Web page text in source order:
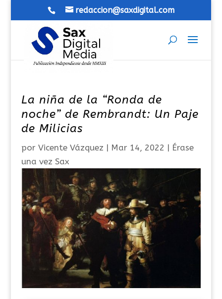
redaccion@saxdigital.com
La niña de la “Ronda de
noche” de Rembrandt: Un Paje
de Milicias
por Vicente Vázquez | Mar 14, 2022 | Érase
una vez Sax